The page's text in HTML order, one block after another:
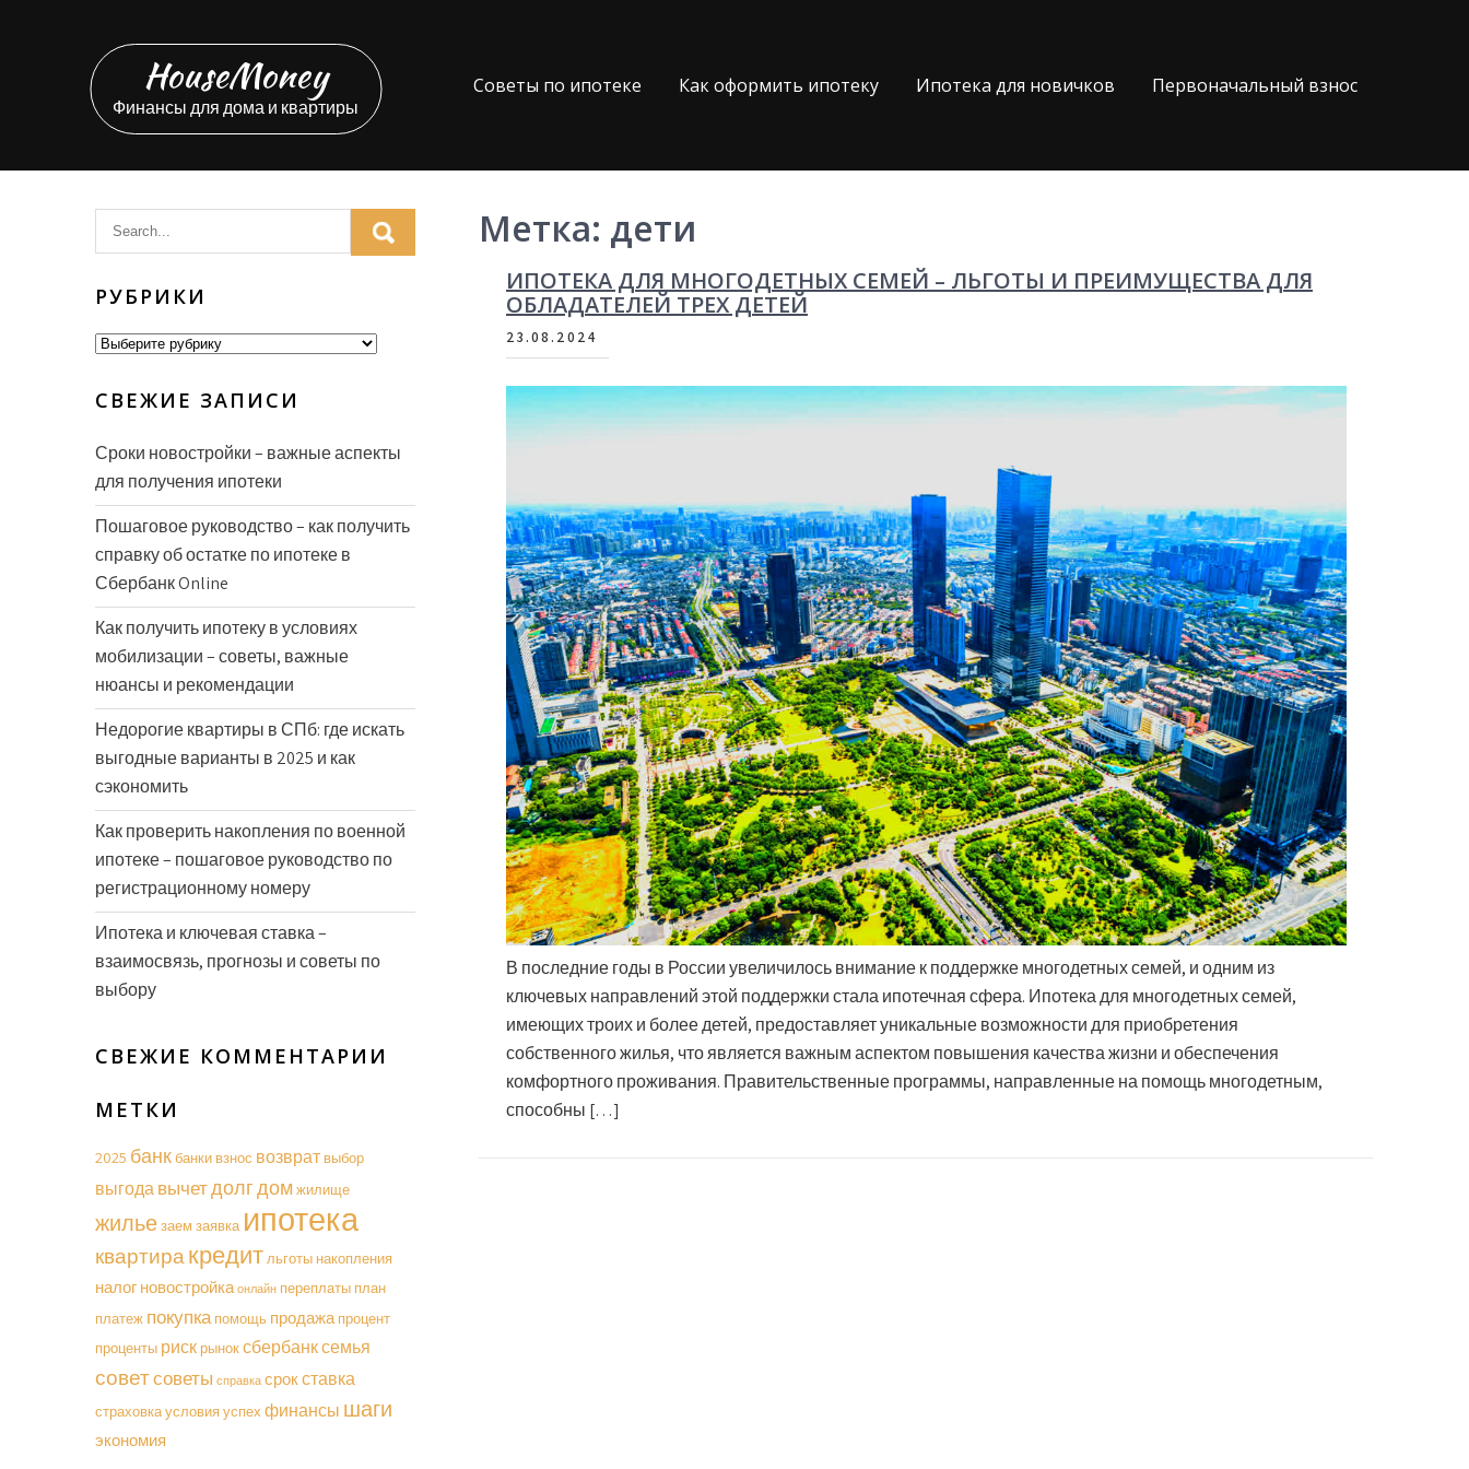
содержимому
HouseMoney
Финансы для дома и квартиры
Советы по ипотеке Как оформить ипотеку Ипотека для новичков Первоначальный взнос
Метка: дети
ИПОТЕКА ДЛЯ МНОГОДЕТНЫХ СЕМЕЙ – ЛЬГОТЫ И ПРЕИМУЩЕСТВА ДЛЯ
ОБЛАДАТЕЛЕЙ ТРЕХ ДЕТЕЙ
23.08.2024
В последние годы в России увеличилось внимание к поддержке многодетных семей, и одним из
ключевых направлений этой поддержки стала ипотечная сфера. Ипотека для многодетных семей,
имеющих троих и более детей, предоставляет уникальные возможности для приобретения
собственного жилья, что является важным аспектом повышения качества жизни и обеспечения
комфортного проживания. Правительственные программы, направленные на помощь многодетным,
способны […]
РУБРИКИ
Рубрики
СВЕЖИЕ ЗАПИСИ
Сроки новостройки – важные аспекты
для получения ипотеки
Пошаговое руководство – как получить
справку об остатке по ипотеке в
Сбербанк Online
Как получить ипотеку в условиях
мобилизации – советы, важные
нюансы и рекомендации
Недорогие квартиры в СПб: где искать
выгодные варианты в 2025 и как
сэкономить
Как проверить накопления по военной
ипотеке – пошаговое руководство по
регистрационному номеру
Ипотека и ключевая ставка –
взаимосвязь, прогнозы и советы по
выбору
СВЕЖИЕ КОММЕНТАРИИ
МЕТКИ
2025 банкбанки взнос возврат выбор
выгодавычетдолгдомжилище
жильезаем заявка ипотека
квартиракредитльготы накопления
налог новостройка онлайн переплаты план
платеж покупка помощь продажа процент
проценты рискрыноксбербанксемья
советсоветы справка срокставка
страховкаусловияуспех финансы шаги
экономия